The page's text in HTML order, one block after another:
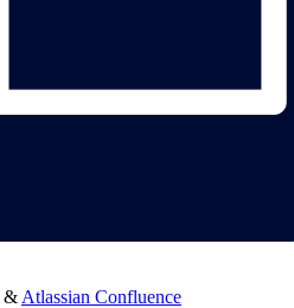
& Atlassian Confluence